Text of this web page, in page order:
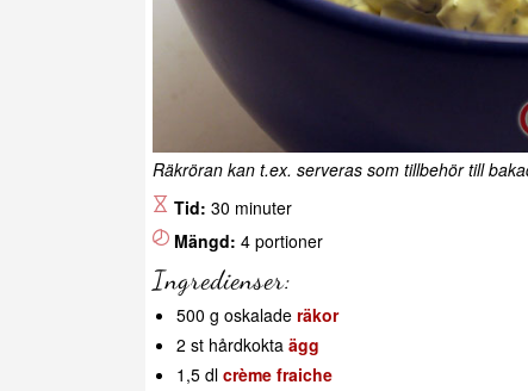
Räkröran kan t.ex. serveras som tillbehör till
Tid: 30 minuter
Mängd: 4 portioner
Ingredienser:
500 g oskalade räkor
2 st hårdkokta ägg
1,5 dl crème fraiche